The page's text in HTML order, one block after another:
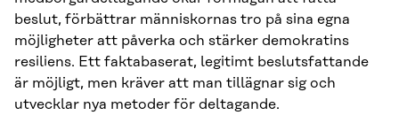
beslut, förbättrar människornas tro på sina egna
möjligheter att påverka och stärker demokratins
resiliens. Ett faktabaserat, legitimt beslutsfattande
är möjligt, men kräver att man tillägnar sig och
utvecklar nya metoder för deltagande.